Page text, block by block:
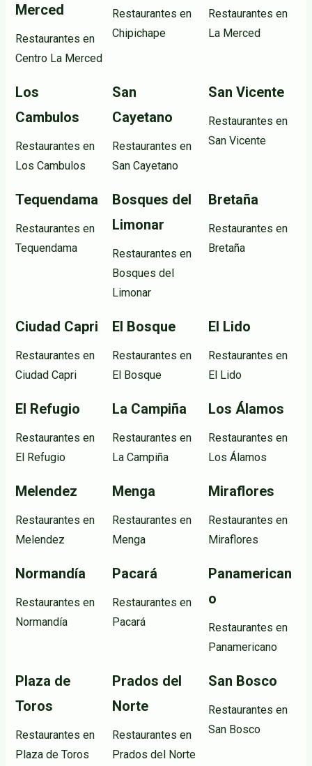
Merced
Restaurantes en
Centro La Merced
Restaurantes en
Chipichape
Restaurantes en
La Merced
Los
Cambulos
Restaurantes en
Los Cambulos
San
Cayetano
Restaurantes en
San Cayetano
San Vicente
Restaurantes en
San Vicente
Tequendama
Restaurantes en
Tequendama
Bosques del
Limonar
Restaurantes en
Bosques del
Limonar
Bretaña
Restaurantes en
Bretaña
Ciudad Capri
Restaurantes en
Ciudad Capri
El Bosque
Restaurantes en
El Bosque
El Lido
Restaurantes en
El Lido
El Refugio
Restaurantes en
El Refugio
La Campiña
Restaurantes en
La Campiña
Los Álamos
Restaurantes en
Los Álamos
Melendez
Restaurantes en
Melendez
Menga
Restaurantes en
Menga
Miraflores
Restaurantes en
Miraflores
Normandía
Restaurantes en
Normandía
Pacará
Restaurantes en
Pacará
Panamerican
o
Restaurantes en
Panamericano
Plaza de
Toros
Restaurantes en
Plaza de Toros
Prados del
Norte
Restaurantes en
Prados del Norte
San Bosco
Restaurantes en
San Bosco